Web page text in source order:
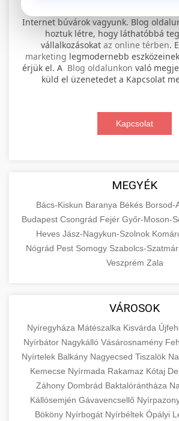
szervíz
Professional electric scooter
maintenance services. Expert
provide quality service for all
Visit Service Center
📊 2. online
ügynökség
Comprehensive online
including SEO, social media
digital agency services
🛴 3. legjobb elektromos
Compare top models, features,
View Top Models e-
🔗 4. prémium linképítés
High-quality backlink acquisition
boost your website's authority
engine rankings. White-hat
📦 5. termékek és
szolgáltatások
economics and business. Learn
types and service
en.wikipedia.org
💶 6. eus pénzek
🚀 8. seo ügynökség
Expert search engine
improve your website's visibility
traffic. Technical SEO, content
and more.
💎 9. mellplasztika
Professional breast
Internet búvárok vagyunk. Blog
hoztuk létre, hogy láthatóbbá
vállalkozásokat az online térben.
marketing legmodernebb
érjük el. A Blog oldalunkon való
küld el üzenetedet a Kapcsolat
Kapcsolat
MEGYÉK
Bács-Kiskun Baranya Békés Borsod-
Budapest Csongrád Fejér Győr-Moson-
Heves Jász-Nagykun-Szolnok
Nógrád Pest Somogy Szabolcs-
Veszprém Zala
VÁROSOK
Nyíregyháza Mátészalka Kisvárda
Nyírbátor Nagykálló Vásárosnamény
Nyírtelek Balkány Nagyecsed Tiszalök
Kemecse Nyírmada Rakamaz Kótaj
Záhony Dombrád Baktalórántháza
Kállósemjén Gávavencsellő
Bököny Nyírbogát Nyírbéltek Ópályi